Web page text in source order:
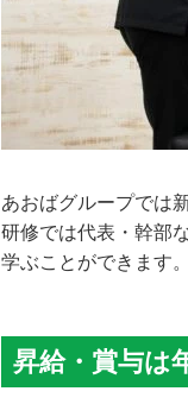
あおばグループでは
研修では代表・幹部
学ぶことができます。
昇給・賞与は